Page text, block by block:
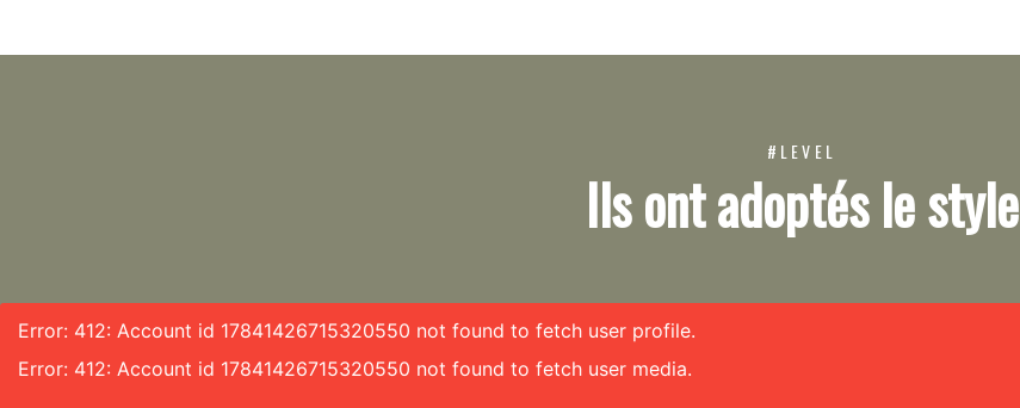
#LEVEL
Ils ont adoptés le style
Error: 412: Account id 17841426715320550 not found to fetch user profile.
Error: 412: Account id 17841426715320550 not found to fetch user media.